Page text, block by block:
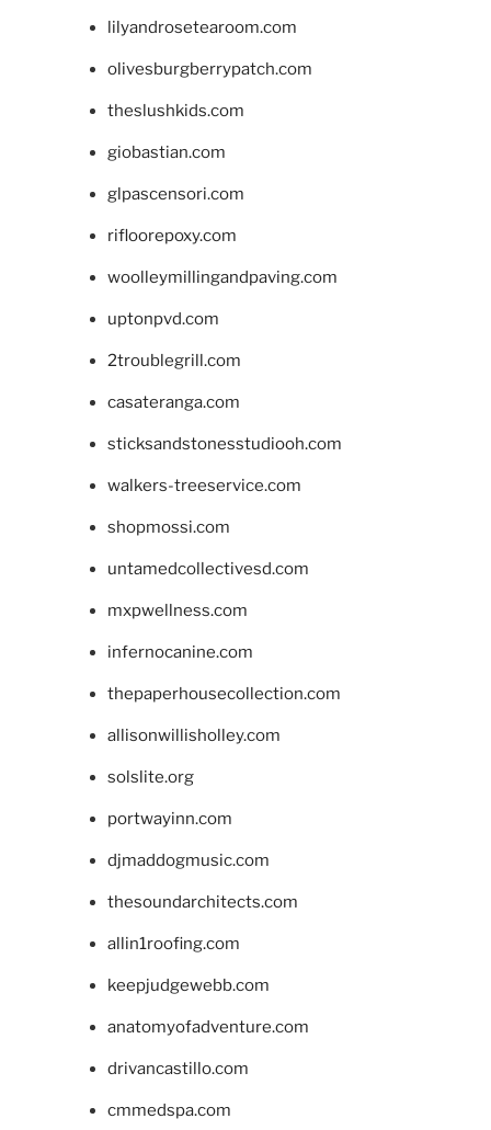
lilyandrosetearoom.com
olivesburgberrypatch.com
theslushkids.com
giobastian.com
glpascensori.com
rifloorepoxy.com
woolleymillingandpaving.com
uptonpvd.com
2troublegrill.com
casateranga.com
sticksandstonesstudiooh.com
walkers-treeservice.com
shopmossi.com
untamedcollectivesd.com
mxpwellness.com
infernocanine.com
thepaperhousecollection.com
allisonwillisholley.com
solslite.org
portwayinn.com
djmaddogmusic.com
thesoundarchitects.com
allin1roofing.com
keepjudgewebb.com
anatomyofadventure.com
drivancastillo.com
cmmedspa.com